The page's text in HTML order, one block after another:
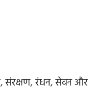
संरक्षण, रंधन, सेवन और